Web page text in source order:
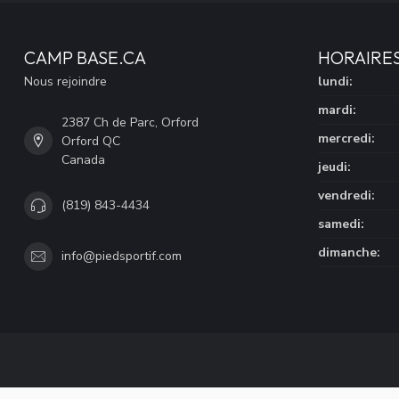
CAMP BASE.CA
Nous rejoindre
2387 Ch de Parc, Orford
Orford QC
Canada
(819) 843-4434
info@piedsportif.com
lundi:
mardi:
mercredi:
jeudi:
vendredi:
samedi:
dimanche: